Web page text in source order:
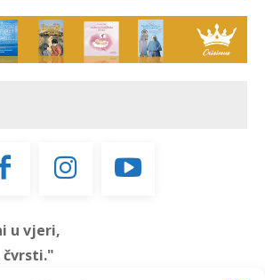
u vjeri,
čvrsti."